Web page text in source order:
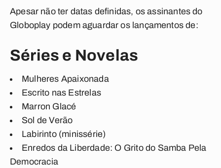
Apesar não ter datas definidas, os assinantes do
Globoplay podem aguardar os lançamentos de:
Séries e Novelas
Mulheres Apaixonada
Escrito nas Estrelas
Marron Glacé
Sol de Verão
Labirinto (minissérie)
Enredos da Liberdade: O Grito do Samba Pela
Democracia